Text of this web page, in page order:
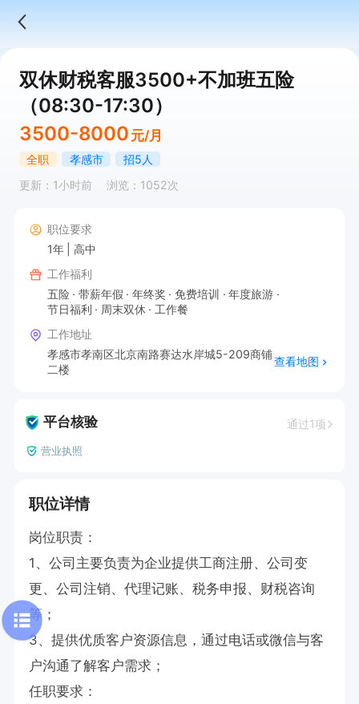
双休财税客服3500+不加班五险
（08:30-17:30）
3500-8000 元/月
全职 孝感市
招5人
更新：1小时前
浏览：1052次
职位要求
1年
高中
工作福利
五险
带薪年假 年终奖 免费培训
年度旅游
节日福利
周末双休
工作餐
工作地址
孝感市孝南区北京南路赛达水岸城5-209商铺
二楼
查看地图
平台核验 通过1项
营业执照
职位详情
岗位职责：
1、公司主要负责为企业提供工商注册、公司变
更、公司注销、代理记账、税务申报、财税咨询
等；
3、提供优质客户资源信息，通过电话或微信与客
户沟通了解客户需求；
任职要求：